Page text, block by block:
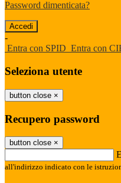
Password dimenticata?
-
Entra con SPID Entra con
Seleziona utente
button close ×
Recupero password
button close ×
all'indirizzo indicato con le